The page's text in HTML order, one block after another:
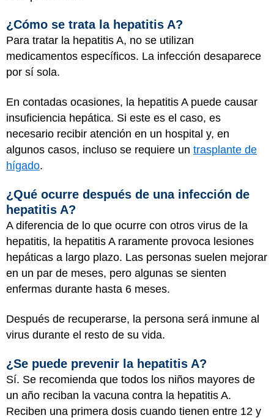
¿Cómo se trata la hepatitis A?
Para tratar la hepatitis A, no se utilizan
medicamentos específicos. La infección desaparece
por sí sola.
En contadas ocasiones, la hepatitis A puede causar
insuficiencia hepática. Si este es el caso, es
necesario recibir atención en un hospital y, en
algunos casos, incluso se requiere un trasplante de
hígado.
¿Qué ocurre después de una infección de
hepatitis A?
A diferencia de lo que ocurre con otros virus de la
hepatitis, la hepatitis A raramente provoca lesiones
hepáticas a largo plazo. Las personas suelen mejorar
en un par de meses, pero algunas se sienten
enfermas durante hasta 6 meses.
Después de recuperarse, la persona será inmune al
virus durante el resto de su vida.
¿Se puede prevenir la hepatitis A?
Sí. Se recomienda que todos los niños mayores de
un año reciban la vacuna contra la hepatitis A.
Reciben una primera dosis cuando tienen entre 12 y